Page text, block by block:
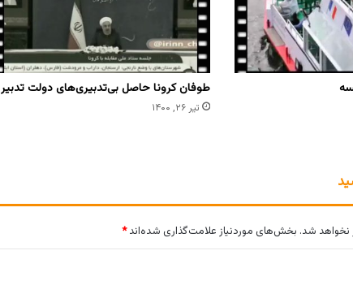
طوفان کرونا حاصل بی‌تدبیری‌های دولت تدبیر
تیر ۲۶, ۱۴۰۰
نخواهد شد. بخش‌های موردنیاز علامت‌گذاری شده‌اند*